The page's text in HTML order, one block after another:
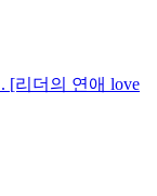
[리더의 연애 love